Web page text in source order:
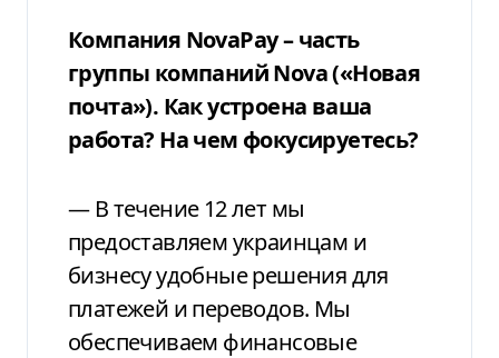
Компания NovaPay – часть
группы компаний Nova («Новая
почта»). Как устроена ваша
работа? На чем фокусируетесь?
— В течение 12 лет мы
предоставляем украинцам и
бизнесу удобные решения для
платежей и переводов. Мы
обеспечиваем финансовые